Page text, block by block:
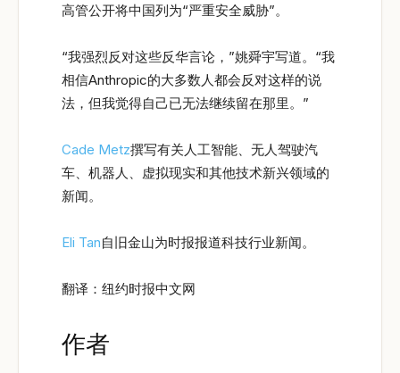
高管公开将中国列为“严重安全威胁”。
“我强烈反对这些反华言论，”姚舜宇写道。“我
相信Anthropic的大多数人都会反对这样的说
法，但我觉得自己已无法继续留在那里。”
Cade Metz撰写有关人工智能、无人驾驶汽
车、机器人、虚拟现实和其他技术新兴领域的
新闻。
Eli Tan自旧金山为时报报道科技行业新闻。
翻译：纽约时报中文网
作者